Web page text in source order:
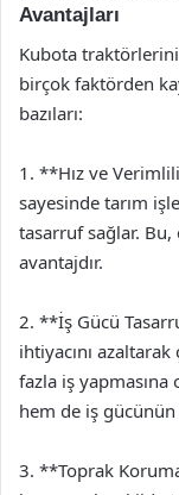
Avantajları
Kubota
birçok faktörden
bazıları:
1. **Hız ve
sayesinde tarım
tasarruf sağlar.
avantajdır.
2. **İş Gücü
ihtiyacını
fazla iş
hem de iş gücünün
3. **Toprak